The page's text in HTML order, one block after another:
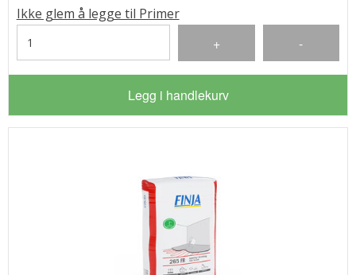
Ikke glem å legge til Primer
Legg i handlekurv